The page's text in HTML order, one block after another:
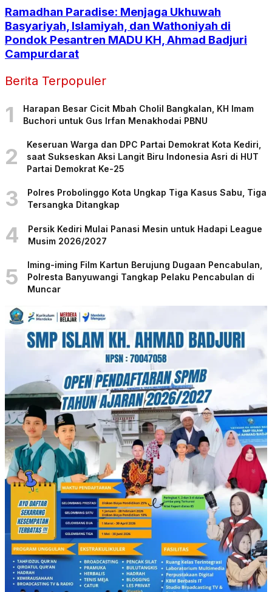
Ramadhan Paradise: Menjaga Ukhuwah
Basyariyah, Islamiyah, dan Wathoniyah di
Pondok Pesantren MADU KH, Ahmad Badjuri
Campurdarat
Berita Terpopuler
1
Harapan Besar Cicit Mbah Cholil Bangkalan, KH Imam
Buchori untuk Gus Irfan Menakhodai PBNU
2
Keseruan Warga dan DPC Partai Demokrat Kota Kediri,
saat Sukseskan Aksi Langit Biru Indonesia Asri di HUT
Partai Demokrat Ke-25
3
Polres Probolinggo Kota Ungkap Tiga Kasus Sabu, Tiga
Tersangka Ditangkap
4
Persik Kediri Mulai Panasi Mesin untuk Hadapi League
Musim 2026/2027
5
Iming-iming Film Kartun Berujung Dugaan Pencabulan,
Polresta Banyuwangi Tangkap Pelaku Pencabulan di
Muncar